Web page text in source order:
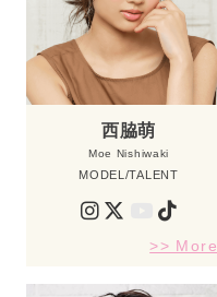
西脇萌
Moe Nishiwaki
MODEL/TALENT
>> More